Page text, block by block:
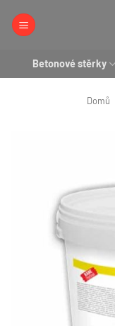
Betonové stěrky
Domů